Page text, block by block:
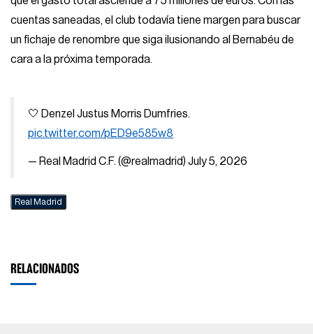
cuentas saneadas, el club todavía tiene margen para buscar
un fichaje de renombre que siga ilusionando al Bernabéu de
cara a la próxima temporada.
🤍 Denzel Justus Morris Dumfries.
pic.twitter.com/pED9e585w8
— Real Madrid C.F. (@realmadrid)July 5, 2026
Real Madrid
RELACIONADOS